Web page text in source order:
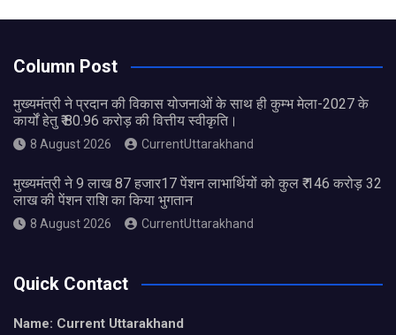
Column Post
मुख्यमंत्री ने प्रदान की विकास योजनाओं के साथ ही कुम्भ मेला-2027 के
कार्यों हेतु ₹ 80.96 करोड़ की वित्तीय स्वीकृति।
8 August 2026 CurrentUttarakhand
मुख्यमंत्री ने 9 लाख 87 हजार17 पेंशन लाभार्थियों को कुल ₹ 146 करोड़ 32
लाख की पेंशन राशि का किया भुगतान
8 August 2026 CurrentUttarakhand
Quick Contact
Name: Current Uttarakhand